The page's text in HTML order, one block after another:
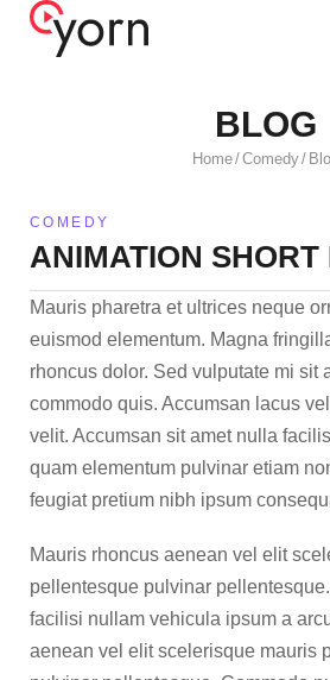
BLOG
Home/Comedy/
COMEDY
ANIMATION SHORT
Mauris pharetra et ultrices neque
euismod elementum. Magna
rhoncus dolor. Sed vulputate mi sit
commodo quis. Accumsan lacus
velit. Accumsan sit amet nulla
quam elementum pulvinar etiam
feugiat pretium nibh ipsum
Mauris rhoncus aenean vel elit
pellentesque pulvinar
facilisi nullam vehicula ipsum a
aenean vel elit scelerisque mauris